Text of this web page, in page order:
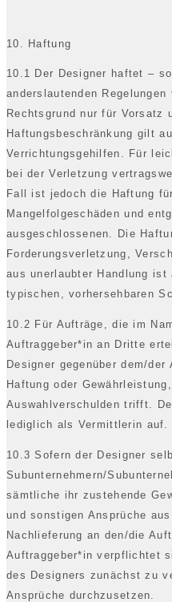
10. Haftung
10.1 Der Designer haftet –
anderslautenden
Rechtsgrund nur für Vorsatz
Haftungsbeschränkung gilt
Verrichtungsgehilfen. Für
bei der Verletzung
Fall ist jedoch die Haftung
Mangelfolgeschäden und
ausgeschlossenen. Die
Forderungsverletzung,
aus unerlaubter Handlung
typischen, vorhersehbaren
10.2 Für Aufträge, die im
Auftraggeber*in an Dritte
Designer gegenüber dem/
Haftung oder
Auswahlverschulden trifft.
lediglich als Vermittlerin auf.
10.3 Sofern der Designer
Subunternehmern/
sämtliche ihr zustehende
und sonstigen Ansprüche
Nachlieferung an den/die
Auftraggeber*in verpflichtet
des Designers zunächst zu
Ansprüche durchzusetzen.